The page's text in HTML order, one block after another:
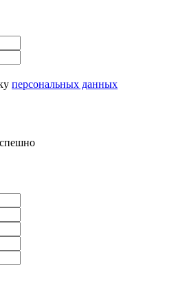
персональных данных